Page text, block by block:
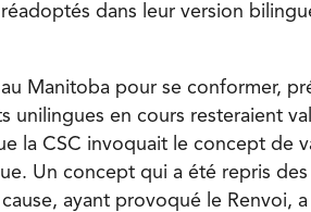
dans leur version
Manitoba pour se conformer,
unilingues en cours resteraient
la CSC invoquait le concept de
Un concept qui a été repris
ayant provoqué le Renvoi,